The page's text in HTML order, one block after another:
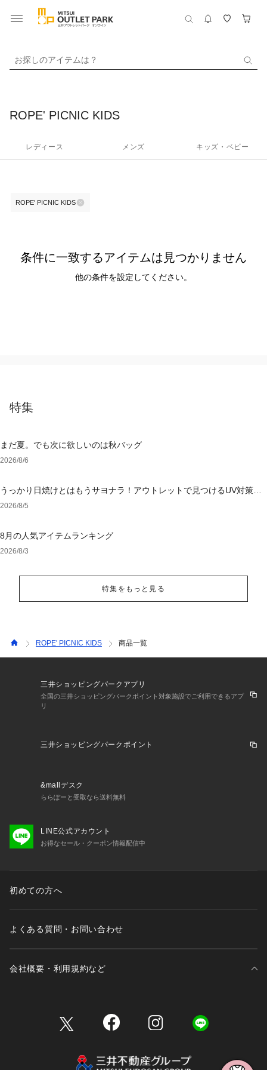
お探しのアイテムは？
ROPE' PICNIC KIDS
レディース メンズ キッズ・ベビー
ROPE' PICNIC KIDS
条件に一致するアイテムは見つかりません
他の条件を設定してください。
特集
まだ夏。でも次に欲しいのは秋バッグ
2026/8/6
うっかり日焼けとはもうサヨナラ！アウトレットで見つけるUV対策ウ
ェア
2026/8/5
8月の人気アイテムランキング
2026/8/3
特集をもっと見る
ROPE' PICNIC KIDS 商品一覧
三井ショッピングパークアプリ
全国の三井ショッピングパークポイント対象施設でご利用できるアプ
リ
三井ショッピングパークポイント
&mallデスク
ららぽーと受取なら送料無料
LINE公式アカウント
お得なセール・クーポン情報配信中
初めての方へ
よくある質問・お問い合わせ
会社概要・利用規約など